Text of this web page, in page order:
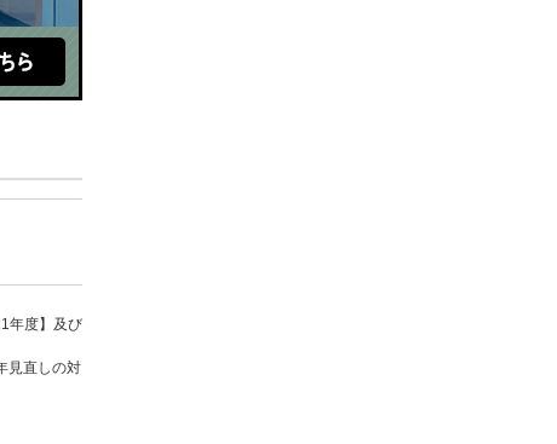
年度】及び
見直しの対